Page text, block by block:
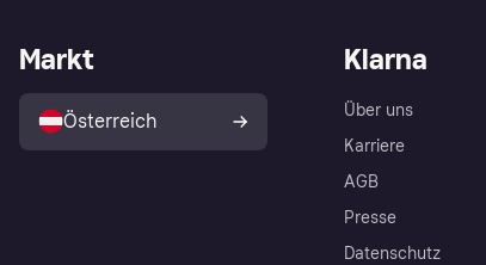
Klarna
Über uns
Karriere
AGB
Presse
Datenschutz
Markt
Österreich